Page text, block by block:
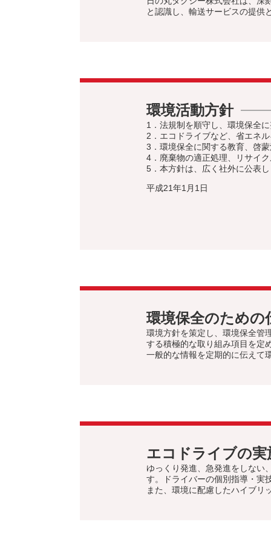
と認識し、輸送サービスの提供
環境活動方針
1．法規制を順守し、環境保全
2．エコドライブなど、省エネ
3．環境保全に関する教育、啓
4．廃棄物の適正処理、リサイ
5．本方針は、広く社外に公表
平成21年1月1日
環境保全のための
環境方針を策定し、環境保全管
する積極的な取り組み項目を定
一般的な情報を定期的に伝えて
エコドライブの実
ゆっくり発進、急発進をしない
す。ドライバーの個別指導・実
また、環境に配慮したハイブリ